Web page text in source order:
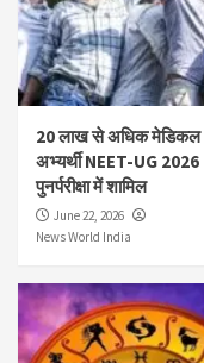
20 लाख से अधिक मेडिकल
अभ्यर्थी NEET-UG 2026
पुनर्परीक्षा में शामिल
June 22, 2026
News World India